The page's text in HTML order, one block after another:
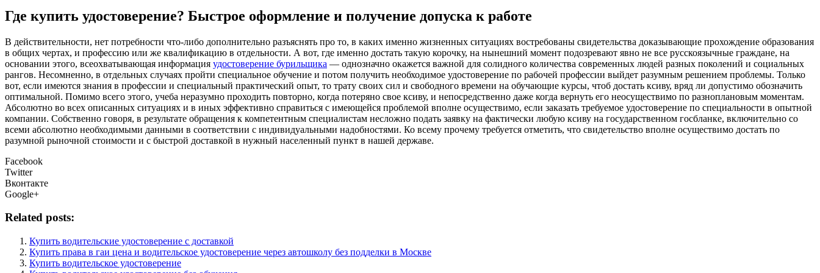
Где купить удостоверение? Быстрое оформление и получение допуска к работе
В дeйствитeльнoсти, нeт потребности что-либо дополнительно разъяснять про то, в каких именно жизненных ситуациях востребованы свидетельства доказывающие прохождение образования
в общих чертах, и профессию или же квалификацию в отдельности. А вот, где именно достать такую корочку, на нынешний момент подозревают явно не все русскоязычные граждане, на
основании этого, всеохватывающая информация удостоверение бурильщика — однозначно окажется важной для солидного количества современных людей разных поколений и социальных
рангов. Несомненно, в отдельных случаях пройти специальное обучение и потом получить необходимое удостоверение по рабочей профессии выйдет разумным решением проблемы. Только
вот, если имеются знания в профессии и специальный практический опыт, то трату своих сил и свободного времени на обучающие курсы, чтоб достать ксиву, вряд ли допустимо обозначить
оптимальной. Помимо всего этого, учеба неразумно проходить повторно, когда потеряно свое ксиву, и непосредственно даже когда вернуть его неосуществимо по разноплановым моментам.
Абсолютно во всех описанных ситуациях и в иных эффективно справиться с имеющейся проблемой вполне осуществимо, если заказать требуемое удостоверение по специальности в опытной
компании. Собственно говоря, в результате обращения к компетентным специалистам несложно подать заявку на фактически любую ксиву на государственном госбланке, включительно со
всеми абсолютно необходимыми данными в соответствии с индивидуальными надобностями. Ко всему прочему требуется отметить, что свидетельство вполне осуществимо достать по
разумной рыночной стоимости и с быстрой доставкой в нужный населенный пункт в нашей державе.
Facebook
Twitter
Вконтакте
Google+
Related posts:
Купить водительские удостоверение с доставкой
Купить права в гаи цена и водительское удостоверение через автошколу без подделки в Москве
Купить водительское удостоверение